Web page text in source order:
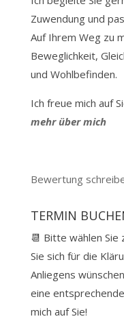
Zuwendung und
Auf Ihrem Weg zu
Beweglichkeit,
und Wohlbefinden.
Ich freue mich auf
mehr über mich
Bewertung
TERMIN
📆 Bitte wählen Sie
Sie sich für die
Anliegens
eine
mich auf Sie!